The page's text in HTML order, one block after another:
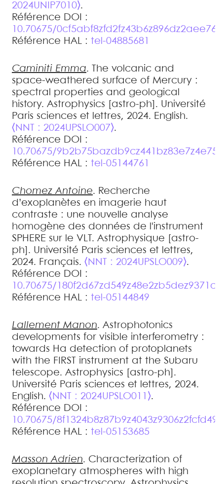
2024UNIP7010⟩.
Référence DOI :
10.70675/
Référence HAL : tel-04885681
Caminiti Emma.
The volcanic and
space-weathered surface of Mercury :
spectral properties and geological
history. Astrophysics [astro-ph]. Université
Paris sciences et lettres, 2024. English.
⟨NNT : 2024UPSLO007⟩.
Référence DOI :
10.70675/
Référence HAL : tel-05144761
Chomez Antoine. Recherche
d’exoplanètes en imagerie haut
contraste : une nouvelle analyse
homogène des données de l'instrument
SPHERE sur le VLT . Astrophysique [astro-
ph]. Université Paris sciences et lettres,
2024. Français. ⟨NNT : 2024UPSLO009⟩.
Référence DOI :
10.70675/
Référence HAL : tel-05144849
Lallement Manon. Astrophotonics
developments for visible interferometry :
towards Hα detection of protoplanets
with the FIRST instrument at the Subaru
telescope. Astrophysics [astro-ph].
Université Paris sciences et lettres, 2024.
English. ⟨NNT : 2024UPSLO011⟩.
Référence DOI :
10.70675/
Référence HAL : tel-05153685
Masson Adrien. Characterization of
exoplanetary atmospheres with high